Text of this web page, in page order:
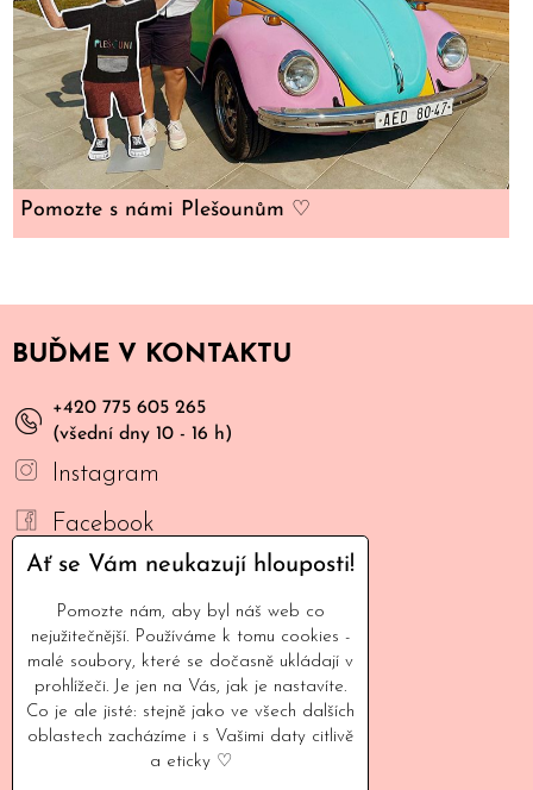
Pomozte s námi Plešounům ♡
BUĎME V KONTAKTU
+420 775 605 265
(všední dny 10 - 16 h)
Instagram
Facebook
YouTube
Mail
INFORMACE
Naše filozofie
Ať se Vám neukazují hlouposti!
Pomozte nám, aby byl náš web co
nejužitečnější. Používáme k tomu cookies -
malé soubory, které se dočasně ukládají v
prohlížeči. Je jen na Vás, jak je nastavíte.
Co je ale jisté: stejně jako ve všech dalších
oblastech zacházíme i s Vašimi daty citlivě
a eticky ♡